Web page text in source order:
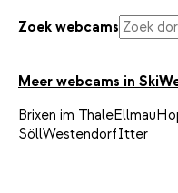
Zoek webcams
Meer webcams in
Brixen im ThaleEllmau
SöllWestendorfItter